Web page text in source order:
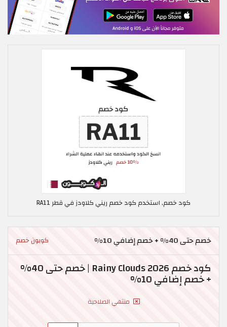
كود خصم, استخدم كود خصم ريني كلاودز في قطر RA11
خصم حتى 40% + خصم إضافي 10% كوبون خصم
كود خصم Rainy Clouds 2026 | خصم حتى 40%
+ خصم إضافي 10%
منتهي الصلاحية